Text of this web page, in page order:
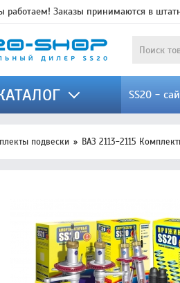
Заказы принимаются в
SS20 -
подвески ВАЗ 2113-2115